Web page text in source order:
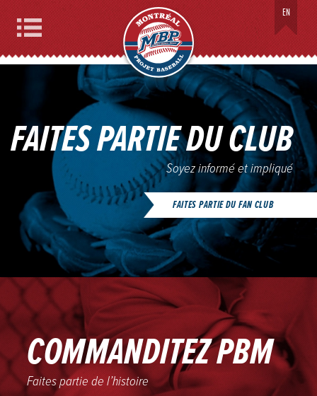
Menu
PROJET BASEBALL MONTRÉAL
EN
FAITES PARTIE DU CLUB
Soyez informé et impliqué
FAITES PARTIE DU FAN CLUB
COMMANDITEZ PBM
Faites partie de l’histoire